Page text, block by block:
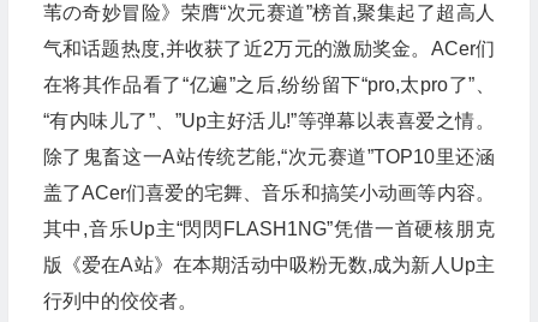
苇の奇妙冒险》荣膺“次元赛道”榜首,聚集起了超高人
气和话题热度,并收获了近2万元的激励奖金。ACer们
在将其作品看了“亿遍”之后,纷纷留下“pro,太pro了”、
“有内味儿了”、”Up主好活儿!”等弹幕以表喜爱之情。
除了鬼畜这一A站传统艺能,“次元赛道”TOP10里还涵
盖了ACer们喜爱的宅舞、音乐和搞笑小动画等内容。
其中,音乐Up主“閃閃FLASH1NG”凭借一首硬核朋克
版《爱在A站》在本期活动中吸粉无数,成为新人Up主
行列中的佼佼者。